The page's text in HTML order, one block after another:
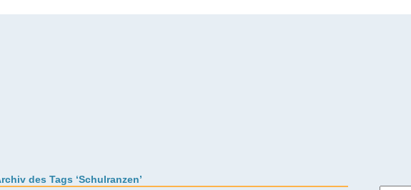
des Tags ‘Schulranzen’